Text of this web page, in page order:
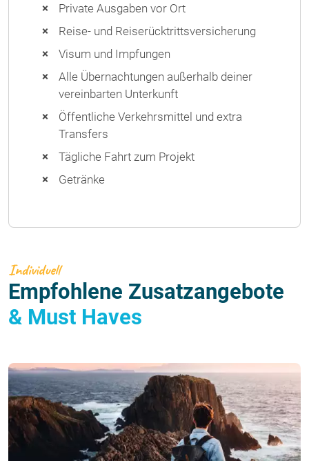
Private Ausgaben vor Ort
Reise- und Reiserücktrittsversicherung
Visum und Impfungen
Alle Übernachtungen außerhalb deiner
vereinbarten Unterkunft
Öffentliche Verkehrsmittel und extra
Transfers
Tägliche Fahrt zum Projekt
Getränke
Individuell
Empfohlene Zusatzangebote
& Must Haves